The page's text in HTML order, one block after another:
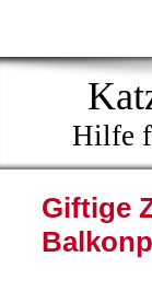
Hilfe
Giftige